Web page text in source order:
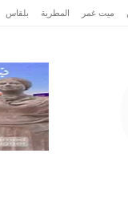
ميت غمر المطرية بلقاس